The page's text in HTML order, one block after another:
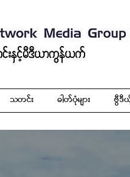
သတင်း ဓါတ်ပုံများ ဗွီဒီ